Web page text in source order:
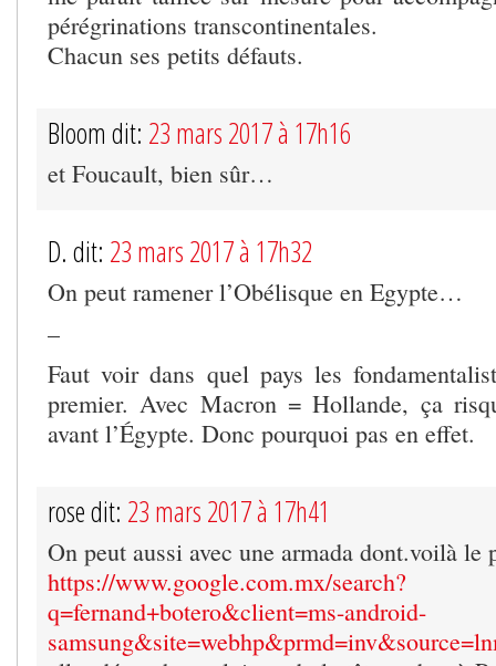
pérégrinations transcontinentales.
Chacun ses petits défauts.
Bloom dit: 23 mars 2017 à 17h16
et Foucault, bien sûr…
D. dit: 23 mars 2017 à 17h32
On peut ramener l’Obélisque en Egypte…
–
Faut voir dans quel pays les
premier. Avec Macron = Hollande, ça
avant l’Égypte. Donc pourquoi pas en effet.
rose dit: 23 mars 2017 à 17h41
On peut aussi avec une armada dont.voilà le
https://www.google.com.mx/search?
q=fernand+botero&client=ms-android-